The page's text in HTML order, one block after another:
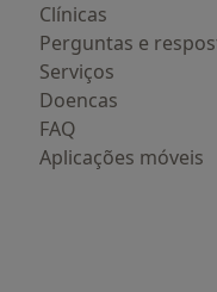
Clínicas
Perguntas e
Serviços
Doencas
FAQ
Aplicações móveis